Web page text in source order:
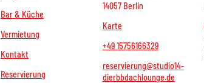
Bar & Küche
Vermietung
Kontakt
Reservierung
14057 Berlin
Karte
+49 15756166329
reservierung@studio14-
dierbbdachlounge.de